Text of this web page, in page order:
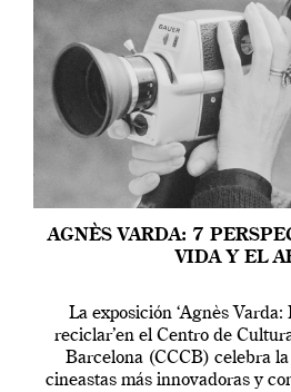
AGNÈS VARDA: 7
VIDA Y EL
La exposición ‘Agnès
reciclar’en el Centro de
Barcelona (CCCB) celebra
cineastas más innovadoras y